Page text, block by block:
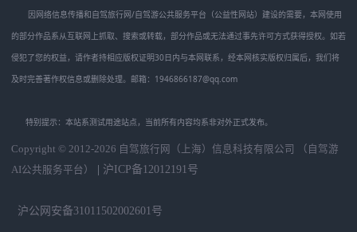
因网络信息传播和自驾旅行网/自驾游公共服务平台（公益性网站）建设的需要，本网使用
的部分作品系从互联网上抓取、搜索或转载，部分作品或无法通过事先许可方式获得授权。如若
侵犯了您的权益，请作者持相应版权证明30日内与本网联系，经本网核实版权归属后，我们将
及时完善著作权信息或删除处理。邮箱：1946866187@qq.com
特别提示：本站系测试用途站点，当前所有内容均系非对外正式发布。
Copyright © 2012-2026 自驾旅行网（上海）信息科技有限公司 （自驾游
AI公共服务平台）
沪ICP备12012191号
沪公网安备31011502002601号